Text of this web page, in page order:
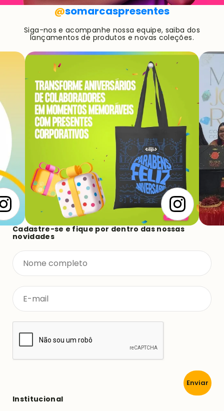
@somarcaspresentes
Siga-nos e acompanhe nossa equipe, saiba dos
lançamentos de produtos e novas coleções.
Institucional
Cadastre-se e fique por dentro das nossas
novidades
Enviar